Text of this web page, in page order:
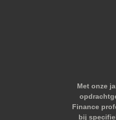
Met onze
Finance
bij